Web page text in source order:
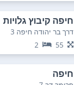
חיפה קיבוץ גלויות
דרך בר יהודה חיפה 3
55
2
חיפה